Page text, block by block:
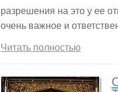
разрешения на это у ее
очень важное и
Читать полностью